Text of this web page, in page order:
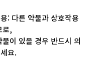
: 다른 약물과 상호작용
로,
이 있을 경우 반드시 의
요.